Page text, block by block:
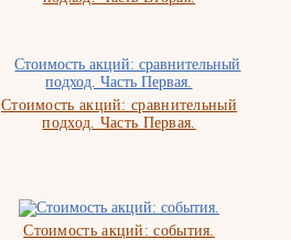
Стоимость акций: сравнительный
подход. Часть Первая.
Стоимость акций: события.